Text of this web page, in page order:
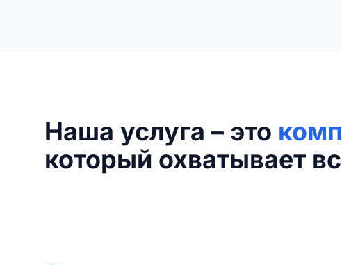
Наша услуга – это
который охватывает